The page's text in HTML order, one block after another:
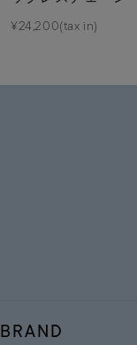
¥24,200(tax in)
BRAND